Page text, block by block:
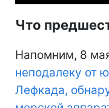
Что
Напомним, 8
неподалеку от
Лефкада,